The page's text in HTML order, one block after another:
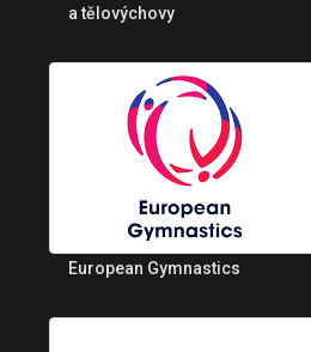
a tělovýchovy
European Gymnastics